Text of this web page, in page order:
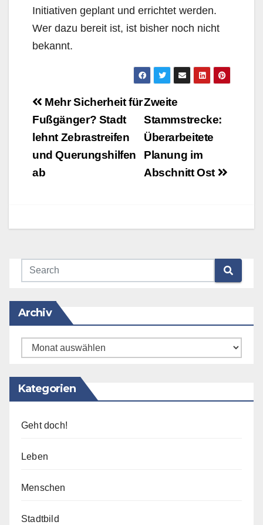
Initiativen geplant und errichtet werden.
Wer dazu bereit ist, ist bisher noch nicht
bekannt.
Beitragsnavigation
Zweite
Stammstrecke:
Überarbeitete
Planung im
Abschnitt Ost
Mehr Sicherheit für
Fußgänger? Stadt
lehnt Zebrastreifen
und Querungshilfen
ab
Archiv
Archiv
Kategorien
Geht doch!
Leben
Menschen
Stadtbild